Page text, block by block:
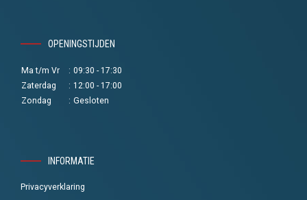
OPENINGSTIJDEN
Ma t/m Vr : 09:30 - 17:30
Zaterdag
: 12:00 - 17:00
Zondag
: Gesloten
INFORMATIE
Privacyverklaring